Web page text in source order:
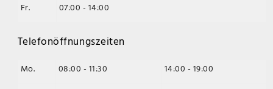
Fr.
07:00 - 14:00
Telefonöffnungszeiten
Mo. 08:00 - 11:30
14:00 - 19:00